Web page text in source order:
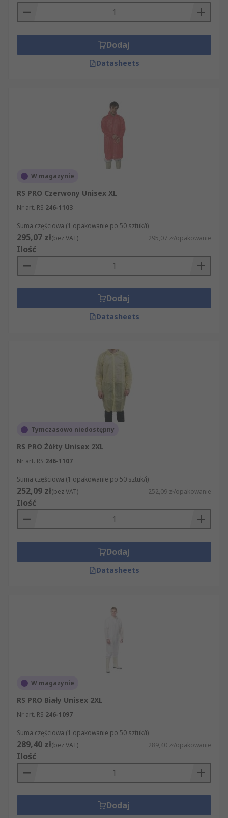
Dodaj
Datasheets
W magazynie
RS PRO Czerwony Unisex XL
Nr art. RS 246-1103
Suma częściowa (1 opakowanie po 50 sztuk/i)
295,07 zł(bez VAT) 295,07 zł/opakowanie
Ilość
Dodaj
Datasheets
Tymczasowo niedostępny
RS PRO Żółty Unisex 2XL
Nr art. RS 246-1107
Suma częściowa (1 opakowanie po 50 sztuk/i)
252,09 zł(bez VAT) 252,09 zł/opakowanie
Ilość
Dodaj
Datasheets
W magazynie
RS PRO Biały Unisex 2XL
Nr art. RS 246-1097
Suma częściowa (1 opakowanie po 50 sztuk/i)
289,40 zł(bez VAT) 289,40 zł/opakowanie
Ilość
Dodaj